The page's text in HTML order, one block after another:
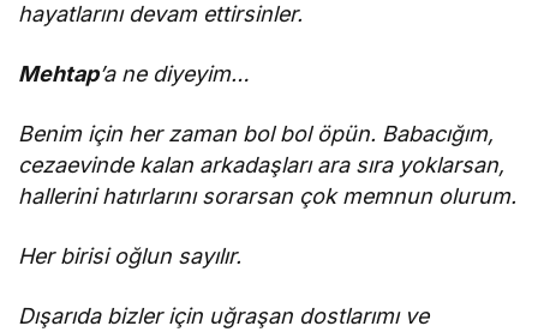
hayatlarını devam ettirsinler.
Mehtap’a ne diyeyim…
Benim için her zaman bol bol öpün. Babacığım,
cezaevinde kalan arkadaşları ara sıra yoklarsan,
hallerini hatırlarını sorarsan çok memnun olurum.
Her birisi oğlun sayılır.
Dışarıda bizler için uğraşan dostlarımı ve